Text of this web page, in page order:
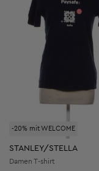
-20% mit WELCOME
STANLEY/STELLA
Damen T-shirt